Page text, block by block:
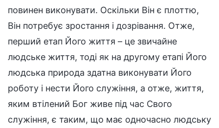
повинен виконувати. Оскільки Він є плоттю,
Він потребує зростання і дозрівання. Отже,
перший етап Його життя – це звичайне
людське життя, тоді як на другому етапі Його
людська природа здатна виконувати Його
роботу і нести Його служіння, а отже, життя,
яким втілений Бог живе під час Свого
служіння, є таким, що має одночасно людську